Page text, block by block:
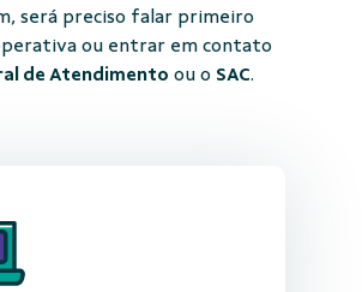
será preciso falar primeiro
ou entrar em contato
de Atendimento ou o SAC.